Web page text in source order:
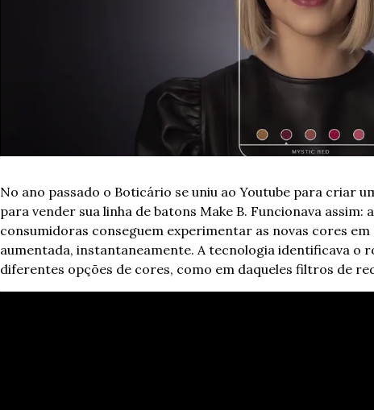
No ano passado o Boticário se uniu ao Youtube para criar
para vender sua linha de batons Make B. Funcionava assim:
consumidoras conseguem experimentar as novas cores
aumentada, instantaneamente. A tecnologia identificava o
diferentes opções de cores, como em daqueles filtros de